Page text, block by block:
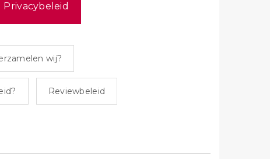
Privacybeleid
wij?
Reviewbeleid